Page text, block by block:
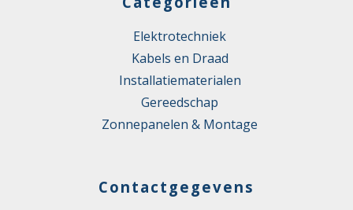
Elektrotechniek
Kabels en Draad
Installatiematerialen
Gereedschap
Zonnepanelen & Montage
Contactgegevens